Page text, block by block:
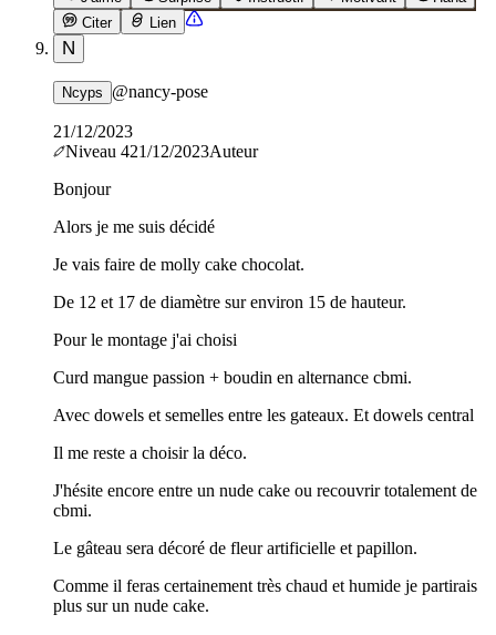
Citer
Lien
N
Ncyps @nancy-pose
21/12/2023
Niveau 421/12/2023Auteur
Bonjour
Alors je me suis décidé
Je vais faire de molly cake chocolat.
De 12 et 17 de diamètre sur environ 15 de hauteur.
Pour le montage j'ai choisi
Curd mangue passion + boudin en alternance cbmi.
Avec dowels et semelles entre les gateaux. Et dowels central
Il me reste a choisir la déco.
J'hésite encore entre un nude cake ou recouvrir totalement de
cbmi.
Le gâteau sera décoré de fleur artificielle et papillon.
Comme il feras certainement très chaud et humide je partirais
plus sur un nude cake.